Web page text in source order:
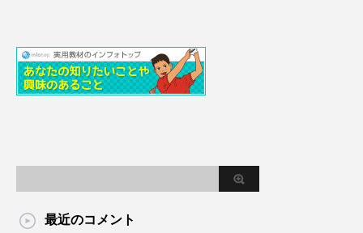
最近のコメント